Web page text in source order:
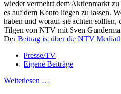
wieder vermehrt dem Aktienmarkt
es auf dem Konto liegen zu lassen.
haben und worauf sie achten sollten,
Tilgen von NTV mit Sven
DerBeitrag ist über die NTV
Presse/TV
Eigene Beiträge
Weiterlesen …